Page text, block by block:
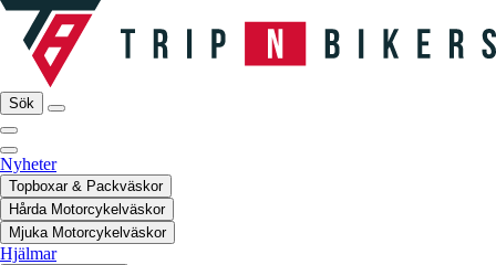
Sök
Nyheter
Topboxar & Packväskor
Hårda Motorcykelväskor
Mjuka Motorcykelväskor
Hjälmar